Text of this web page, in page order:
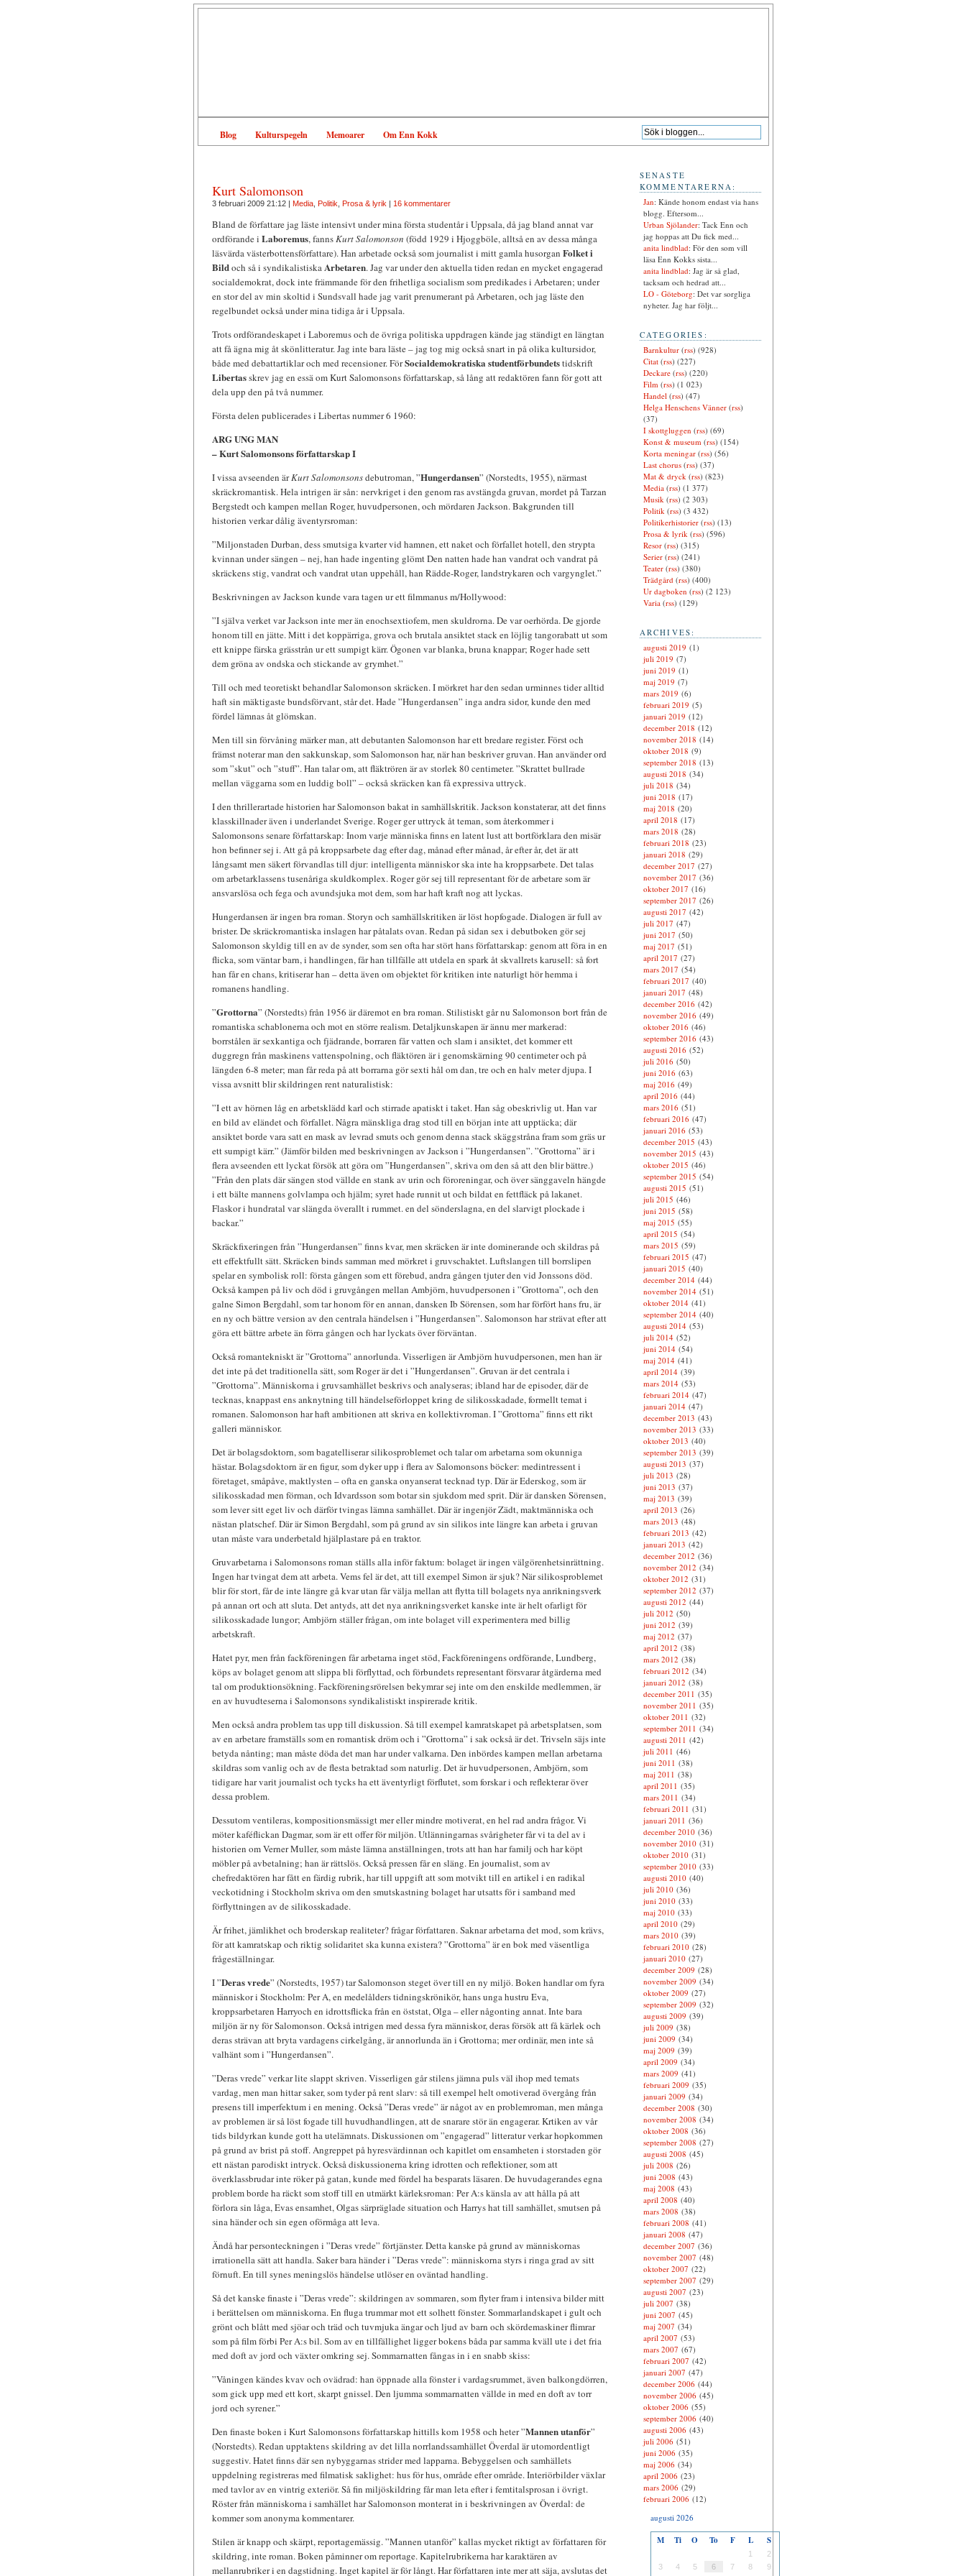
Blog Kulturspegeln Memoarer Om Enn Kokk
Kurt Salomonson
3 februari 2009 21:12 | Media, Politik Prosa & lyrik | 16 kommentarer
Bland de författare jag läste intensivt under mina första studentår i Uppsala, då jag bland annat var
ordförande i Laboremus, fannsKurt Salomonson (född 1929 i Hjoggböle, alltså en av dessa många
läsvärda västerbottensförfattare). Han arbetade också som journalist i mitt gamla husorgan Folket i
Bildoch så i syndikalistiskaArbetaren. Jag var under den aktuella tiden redan en mycket engagerad
socialdemokrat, dock inte främmande för den frihetliga socialism som predikades i Arbetaren; under
en stor del av min skoltid i Sundsvall hade jag varit prenumerant på Arbetaren, och jag läste den
regelbundet också under mina tidiga år i Uppsala.
Trots ordförandeskapet i Laboremus och de övriga politiska uppdragen kände jag ständigt en längtan
att få ägna mig åt skönlitteratur. Jag inte bara läste – jag tog mig också snart in på olika kultursidor,
både med debattartiklar och med recensioner. FörSocialdemokratiska studentförbundetstidskrift
Libertasskrev jag en essä om Kurt Salomonsons författarskap, så lång att redaktören fann för gott att
dela upp den på två nummer.
Första delen publicerades i Libertas nummer 6 1960:
ARG UNG MAN
– Kurt Salomonsons författarskap I
I vissa avseenden ärKurt Salomonsonsdebutroman, ”Hungerdansen” (Norstedts, 1955), närmast
skräckromantisk. Hela intrigen är sån: nervkriget i den genom ras avstängda gruvan, mordet på Tarzan
Bergstedt och kampen mellan Roger, huvudpersonen, och mördaren Jackson. Bakgrunden till
historien verkar dålig äventyrsroman:
”Miljonstaden Durban, dess smutsiga kvarter vid hamnen, ett naket och förfallet hotell, den strypta
kvinnan under sängen – nej, han hade ingenting glömt Den natten hade han vandrat och vandrat på
skräckens stig, vandrat och vandrat utan uppehåll, han Rädde-Roger, landstrykaren och vargynglet.”
Beskrivningen av Jackson kunde vara tagen ur ett filmmanus m/Hollywood:
”I själva verket var Jackson inte mer än enochsextiofem, men skuldrorna. De var oerhörda. De gjorde
honom till en jätte. Mitt i det koppärriga, grova och brutala ansiktet stack en löjlig tangorabatt ut som
ett knippe färska grässtrån ur ett sumpigt kärr. Ögonen var blanka, bruna knappar; Roger hade sett
dem gröna av ondska och stickande av grymhet.”
Till och med teoretiskt behandlar Salomonson skräcken. I mörkret har den sedan urminnes tider alltid
haft sin mäktigaste bundsförvant, står det. Hade ”Hungerdansen” inga andra sidor, kunde den med
fördel lämnas åt glömskan.
Men till sin förvåning märker man, att debutanten Salomonson har ett bredare register. Först och
främst noterar man den sakkunskap, som Salomonson har, när han beskriver gruvan. Han använder ord
som ”skut” och ”stuff”. Han talar om, att fläktrören är av storlek 80 centimeter. ”Skrattet bullrade
mellan väggarna som en luddig boll” – också skräcken kan få expressiva uttryck.
I den thrillerartade historien har Salomonson bakat in samhällskritik. Jackson konstaterar, att det finns
klasskillnader även i underlandet Sverige. Roger ger uttryck åt teman, som återkommer i
Salomonsons senare författarskap: Inom varje människa finns en latent lust att bortförklara den misär
hon befinner sej i. Att gå på kroppsarbete dag efter dag, månad efter månad, år efter år, det är att
långsamt men säkert förvandlas till djur: intelligenta människor ska inte ha kroppsarbete. Det talas
om arbetarklassens tusenåriga skuldkomplex. Roger gör sej till representant för de arbetare som är
ansvarslösa och fega och avundsjuka mot dem, som har haft kraft nog att lyckas.
Hungerdansen är ingen bra roman. Storyn och samhällskritiken är löst hopfogade. Dialogen är full av
brister. De skräckromantiska inslagen har påtalats ovan. Redan på sidan sex i debutboken gör sej
Salomonson skyldig till en av de synder, som sen ofta har stört hans författarskap: genom att föra in en
flicka, som väntar barn, i handlingen, får han tillfälle att utdela en spark åt skvallrets karusell: så fort
han får en chans, kritiserar han – detta även om objektet för kritiken inte naturligt hör hemma i
romanens handling.
”Grottorna” (Norstedts) från 1956 är däremot en bra roman. Stilistiskt går nu Salomonson bort från de
romantiska schablonerna och mot en större realism. Detaljkunskapen är ännu mer markerad:
borrstålen är sexkantiga och fjädrande, borraren får vatten och slam i ansiktet, det kommer ett
duggregn från maskinens vattenspolning, och fläktören är i genomskärning 90 centimeter och på
längden 6-8 meter; man får reda på att borrarna gör sexti hål om dan, tre och en halv meter djupa. I
vissa avsnitt blir skildringen rent naturalistisk:
”I ett av hörnen låg en arbetsklädd karl och stirrade apatiskt i taket. Han såg obeskrivlig ut. Han var
en bild av eländet och förfallet. Några mänskliga drag stod till en början inte att upptäcka; där
ansiktet borde vara satt en mask av levrad smuts och genom denna stack skäggstråna fram som gräs ur
ett sumpigt kärr.” (Jämför bilden med beskrivningen av Jackson i ”Hungerdansen”. ”Grottorna” är i
flera avseenden ett lyckat försök att göra om ”Hungerdansen”, skriva om den så att den blir bättre.)
”Från den plats där sängen stod vällde en stank av urin och föroreningar, och över sänggaveln hängde
i ett bälte mannens golvlampa och hjälm; syret hade runnit ut och bildat en fettfläck på lakanet.
Flaskor i hundratal var slängda överallt i rummet. en del sönderslagna, en del slarvigt plockade i
backar.”
Skräckfixeringen från ”Hungerdansen” finns kvar, men skräcken är inte dominerande och skildras på
ett effektfullt sätt. Skräcken binds samman med mörkret i gruvschaktet. Luftslangen till borrslipen
spelar en symbolisk roll: första gången som ett förebud, andra gången tjuter den vid Jonssons död.
Också kampen på liv och död i gruvgången mellan Ambjörn, huvudpersonen i ”Grottorna”, och den
galne Simon Bergdahl, som tar honom för en annan, dansken Ib Sörensen, som har förfört hans fru, är
en ny och bättre version av den centrala händelsen i ”Hungerdansen”. Salomonson har strävat efter att
göra ett bättre arbete än förra gången och har lyckats över förväntan.
Också romantekniskt är ”Grottorna” annorlunda. Visserligen är Ambjörn huvudpersonen, men han är
det inte på det traditionella sätt, som Roger är det i ”Hungerdansen”. Gruvan är det centrala i
”Grottorna”. Människorna i gruvsamhället beskrivs och analyseras; ibland har de episoder, där de
tecknas, knappast ens anknytning till händelseförloppet kring de silikosskadade, formellt temat i
romanen. Salomonson har haft ambitionen att skriva en kollektivroman. I ”Grottorna” finns ett rikt
galleri människor.
Det är bolagsdoktorn, som bagatelliserar silikosproblemet och talar om arbetarna som okunniga
hästar. Bolagsdoktorn är en figur, som dyker upp i flera av Salomonsons böcker: medintressent i
företaget, småpåve, maktlysten – ofta en ganska onyanserat tecknad typ. Där är Ederskog, som är
silikosskadad men förman, och Idvardsson som botar sin sjukdom med sprit. Där är dansken Sörensen,
som lever sitt eget liv och därför tvingas lämna samhället. Där är ingenjör Zädt, maktmänniska och
nästan platschef. Där är Simon Bergdahl, som på grund av sin silikos inte längre kan arbeta i gruvan
utan måste vara underbetald hjälplastare på en traktor.
Gruvarbetarna i Salomonsons roman ställs alla inför faktum: bolaget är ingen välgörenhetsinrättning.
Ingen har tvingat dem att arbeta. Vems fel är det, att till exempel Simon är sjuk? När silikosproblemet
blir för stort, får de inte längre gå kvar utan får välja mellan att flytta till bolagets nya anrikningsverk
på annan ort och att sluta. Det antyds, att det nya anrikningsverket kanske inte är helt ofarligt för
silikosskadade lungor; Ambjörn ställer frågan, om inte bolaget vill experimentera med billig
arbetskraft.
Hatet pyr, men från fackföreningen får arbetarna inget stöd, Fackföreningens ordförande, Lundberg,
köps av bolaget genom att slippa bli förflyttad, och förbundets representant försvarar åtgärderna med
tal om produktionsökning. Fackföreningsrörelsen bekymrar sej inte om den enskilde medlemmen, är
en av huvudteserna i Salomonsons syndikalistiskt inspirerade kritik.
Men också andra problem tas upp till diskussion. Så till exempel kamratskapet på arbetsplatsen, som
av en arbetare framställs som en romantisk dröm och i ”Grottorna” i sak också är det. Trivseln säjs inte
betyda nånting; man måste döda det man har under valkarna. Den inbördes kampen mellan arbetarna
skildras som vanlig och av de flesta betraktad som naturlig. Det är huvudpersonen, Ambjörn, som
tidigare har varit journalist och tycks ha ett äventyrligt förflutet, som forskar i och reflekterar över
dessa problem.
Dessutom ventileras, kompositionsmässigt mer eller mindre motiverat, en hel rad andra frågor. Vi
möter kaféflickan Dagmar, som är ett offer för miljön. Utlänningarnas svårigheter får vi ta del av i
historien om Verner Muller, som måste lämna anställningen, trots att han har familj och har köpt
möbler på avbetalning; han är rättslös. Också pressen får en släng. En journalist, som av
chefredaktören har fått en färdig rubrik, har till uppgift att som motvikt till en artikel i en radikal
veckotidning i Stockholm skriva om den smutskastning bolaget har utsatts för i samband med
förflyttningen av de silikosskadade.
Är frihet, jämlikhet och broderskap realiteter? frågar författaren. Saknar arbetarna det mod, som krävs,
för att kamratskap och riktig solidaritet ska kunna existera? ”Grottorna” är en bok med väsentliga
frågeställningar.
I ”Deras vrede” (Norstedts, 1957) tar Salomonson steget över till en ny miljö. Boken handlar om fyra
människor i Stockholm: Per A, en medelålders tidningskrönikör, hans unga hustru Eva,
kroppsarbetaren Harryoch en idrottsflicka från en öststat, Olga – eller någonting annat. Inte bara
miljön är ny för Salomonson. Också intrigen med dessa fyra människor, deras försök att få kärlek och
deras strävan att bryta vardagens cirkelgång, är annorlunda än i Grottorna; mer ordinär, men inte så
valhänt som i ”Hungerdansen”.
”Deras vrede” verkar lite slappt skriven. Visserligen går stilens jämna puls väl ihop med temats
vardag, men man hittar saker, som tyder på rent slarv: så till exempel helt omotiverad övergång från
presens till imperfektum i en mening. Också ”Deras vrede” är något av en problemroman, men många
av problemen är så löst fogade till huvudhandlingen, att de snarare stör än engagerar. Krtiken av vår
tids bildyrkan kunde gott ha utelämnats. Diskussionen om ”engagerad” litteratur verkar hopkommen
på grund av brist på stoff. Angreppet på hyresvärdinnan och kapitlet om ensamheten i storstaden gör
ett nästan parodiskt intryck. Också diskussionerna kring idrotten och reflektioner, som att
överklassbrudar inte röker på gatan, kunde med fördel ha besparats läsaren. De huvudagerandes egna
problem borde ha räckt som stoff till en utmärkt kärleksroman: Per A:s känsla av att hålla på att
förlora sin låga, Evas ensamhet, Olgas särpräglade situation och Harrys hat till samhället, smutsen på
sina händer och sin egen oförmåga att leva.
Ändå har personteckningen i ”Deras vrede” förtjänster. Detta kanske på grund av människornas
irrationella sätt att handla. Saker bara händer i ”Deras vrede”: människorna styrs i ringa grad av sitt
förnuft. En till synes meningslös händelse utlöser en oväntad handling.
Så det kanske finaste i ”Deras vrede”: skildringen av sommaren, som flyter fram i intensiva bilder mitt
i berättelsen om människorna. En fluga trummar mot ett solhett fönster. Sommarlandskapet i gult och
grönt och blått med sjöar och träd och tuvmjuka ängar och ljud av barn och skördemaskiner flimrar
som på film förbi Per A:s bil. Som av en tillfällighet ligger bokens båda par samma kväll ute i det fria
med doft av jord och växter omkring sej. Sommarnatten fångas in i en snabb skiss:
”Våningen kändes kvav och ovädrad: han öppnade alla fönster i vardagsrummet, även balkongdörren,
som gick upp med ett kort, skarpt gnissel. Den ljumma sommarnatten vällde in med en doft av torr
jord och syrener.”
Den finaste boken i Kurt Salomonsons författarskap hittills kom 1958 och heter ”Mannen utanför”
(Norstedts). Redan upptaktens skildring av det lilla norrlandssamhället Överdal är utomordentligt
suggestiv. Hatet finns där sen nybyggarnas strider med lapparna. Bebyggelsen och samhällets
uppdelning registreras med filmatisk saklighet: hus för hus, område efter område. Interiörbilder växlar
med tavlor av en vintrig exteriör. Så fin miljöskildring får man leta efter i femtitalsprosan i övrigt.
Röster från människorna i samhället har Salomonson monterat in i beskrivningen av Överdal: de
kommer som anonyma kommentarer.
Stilen är knapp och skärpt, reportagemässig. ”Mannen utanför” kallas mycket riktigt av författaren för
skildring, inte roman. Boken påminner om reportage. Kapitelrubrikerna har karaktären av
mellanrubriker i en dagstidning. Inget kapitel är för långt. Har författaren inte mer att säja, avslutas det
SENASTE
KOMMENTARERNA:
Jan: Kände honom endast via hans
blogg. Eftersom...
Urban Sjölander: Tack Enn och
jag hoppas att Du fick med...
anita lindblad: För den som vill
läsa Enn Kokks sista...
anita lindblad: Jag är så glad,
tacksam och hedrad att...
LO - Göteborg: Det var sorgliga
nyheter. Jag har följt...
CATEGORIES:
Barnkultur(rss) (928)
Citat(rss) (227)
Deckare(rss) (220)
Film(rss) (1 023)
Handel(rss) (47)
Helga Henschens Vänner(rss)
(37)
I skottgluggen (rss) (69)
Konst & museum(rss) (154)
Korta meningar(rss) (56)
Last chorus(rss) (37)
Mat & dryck(rss) (823)
Media(rss) (1 377)
Musik(rss) (2 303)
Politik(rss) (3 432)
Politikerhistorier(rss) (13)
Prosa & lyrik(rss) (596)
Resor(rss) (315)
Serier(rss) (241)
Teater(rss) (380)
Trädgård(rss) (400)
Ur dagboken (rss) (2 123)
Varia(rss) (129)
ARCHIVES:
augusti 2019 (1)
juli 2019 (7)
juni 2019 (1)
maj 2019 (7)
mars 2019 (6)
februari 2019 (5)
januari 2019 (12)
december 2018 (12)
november 2018 (14)
oktober 2018 (9)
september 2018 (13)
augusti 2018 (34)
juli 2018 (34)
juni 2018 (17)
maj 2018 (20)
april 2018 (17)
mars 2018 (28)
februari 2018 (23)
januari 2018 (29)
december 2017 (27)
november 2017 (36)
oktober 2017 (16)
september 2017 (26)
augusti 2017 (42)
juli 2017 (47)
juni 2017 (50)
maj 2017 (51)
april 2017 (27)
mars 2017 (54)
februari 2017 (40)
januari 2017 (48)
december 2016(42)
november 2016(49)
oktober 2016(46)
september 2016(43)
augusti 2016(52)
juli 2016(50)
juni 2016(63)
maj 2016(49)
april 2016(44)
mars 2016(51)
februari 2016(47)
januari 2016(53)
december 2015 (43)
november 2015 (43)
oktober 2015 (46)
september 2015 (54)
augusti 2015 (51)
juli 2015 (46)
juni 2015 (58)
maj 2015 (55)
april 2015 (54)
mars 2015 (59)
februari 2015 (47)
januari 2015 (40)
december 2014(44)
november 2014(51)
oktober 2014(41)
september 2014(40)
augusti 2014(53)
juli 2014(52)
juni 2014(54)
maj 2014(41)
april 2014(39)
mars 2014(53)
februari 2014(47)
januari 2014(47)
december 2013 (43)
november 2013 (33)
oktober 2013 (40)
september 2013 (39)
augusti 2013 (37)
juli 2013 (28)
juni 2013 (37)
maj 2013 (39)
april 2013 (26)
mars 2013 (48)
februari 2013 (42)
januari 2013 (42)
december 2012 (36)
november 2012 (34)
oktober 2012 (31)
september 2012 (37)
augusti 2012 (44)
juli 2012 (50)
juni 2012 (39)
maj 2012 (37)
april 2012 (38)
mars 2012 (38)
februari 2012 (34)
januari 2012 (38)
december 2011 (35)
november 2011 (35)
oktober 2011 (32)
september 2011 (34)
augusti 2011 (42)
juli 2011 (46)
juni 2011 (38)
maj 2011 (38)
april 2011 (35)
mars 2011 (34)
februari 2011 (31)
januari 2011 (36)
december 2010(36)
november 2010(31)
oktober 2010(31)
september 2010(33)
augusti 2010(40)
juli 2010(36)
juni 2010(33)
maj 2010(33)
april 2010(29)
mars 2010(39)
februari 2010(28)
januari 2010(27)
december 2009 (28)
november 2009 (34)
oktober 2009 (27)
september 2009 (32)
augusti 2009 (39)
juli 2009 (38)
juni 2009 (34)
maj 2009 (39)
april 2009 (34)
mars 2009 (41)
februari 2009 (35)
januari 2009 (34)
december 2008 (30)
november 2008 (34)
oktober 2008 (36)
september 2008 (27)
augusti 2008 (45)
juli 2008 (26)
juni 2008 (43)
maj 2008 (43)
april 2008 (40)
mars 2008 (38)
februari 2008 (41)
januari 2008 (47)
december 2007 (36)
november 2007 (48)
oktober 2007 (22)
september 2007 (29)
augusti 2007 (23)
juli 2007 (38)
juni 2007 (45)
maj 2007 (34)
april 2007 (53)
mars 2007 (67)
februari 2007 (42)
januari 2007 (47)
december 2006(44)
november 2006(45)
oktober 2006(55)
september 2006(40)
augusti 2006(43)
juli 2006(51)
juni 2006(35)
maj 2006(34)
april 2006(23)
mars 2006(29)
februari 2006(12)
augusti 2026
M Ti O To F L S
1
2
3
4 5 6 7 8
9